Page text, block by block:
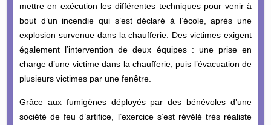
mettre en exécution les différentes techniques pour venir à
bout d’un incendie qui s’est déclaré à l’école, après une
explosion survenue dans la chaufferie. Des victimes exigent
également l’intervention de deux équipes : une prise en
charge d’une victime dans la chaufferie, puis l’évacuation de
plusieurs victimes par une fenêtre.
Grâce aux fumigènes déployés par des bénévoles d’une
société de feu d’artifice, l’exercice s’est révélé très réaliste